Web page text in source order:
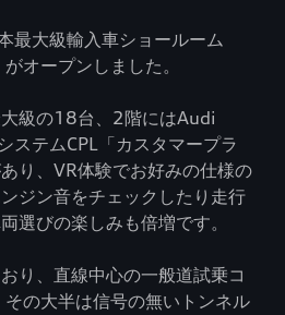
最大級輸入車ショールーム
オープンしました。
級の18台、2階にはAudi
ステムCPL「カスタマープラ
り、VR体験でお好みの仕様の
ジン音をチェックしたり走行
選びの楽しみも倍増です。
り、直線中心の一般道試乗コ
の大半は信号の無いトンネル